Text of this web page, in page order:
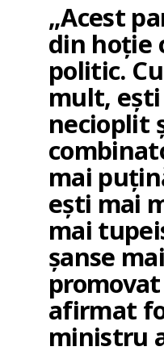
„Acest
din hoție
politic.
mult,
necioplit
mai
ești mai
mai
șanse
promovat
afirmat
ministru